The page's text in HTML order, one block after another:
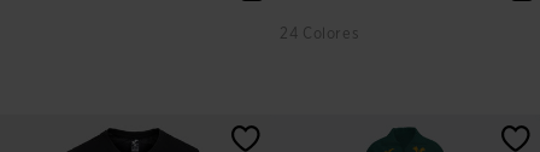
4,7 sobre 5 de valoración de clientes
24 Colores
3,6 sobre 5 de valoración de